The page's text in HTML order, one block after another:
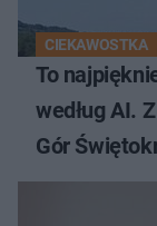
CIEKAWOSTKA
To
według AI.
Gór